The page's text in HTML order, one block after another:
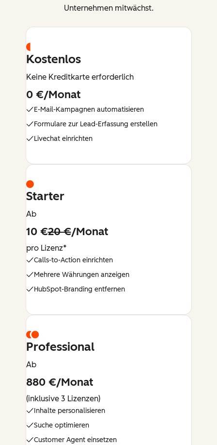
Unternehmen mitwächst.
Kostenlos
Keine Kreditkarte erforderlich
0 €/Monat
E-Mail-Kampagnen automatisieren
Formulare zur Lead-Erfassung erstellen
Livechat einrichten
Starter
Ab
10 €20 €/Monat
pro Lizenz*
Calls-to-Action einrichten
Mehrere Währungen anzeigen
HubSpot-Branding entfernen
Professional
Ab
880 €/Monat
(inklusive 3 Lizenzen)
Inhalte personalisieren
Suche optimieren
Customer Agent einsetzen